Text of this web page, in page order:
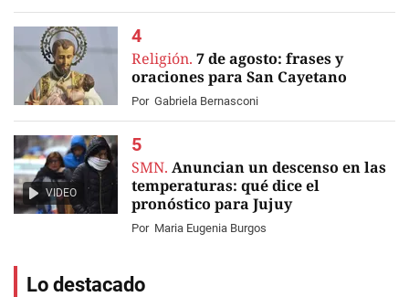
Religión. 7 de agosto: frases y
oraciones para San Cayetano
Por Gabriela Bernasconi
VIDEO
SMN. Anuncian un descenso en las
temperaturas: qué dice el
pronóstico para Jujuy
Por Maria Eugenia Burgos
Lo destacado